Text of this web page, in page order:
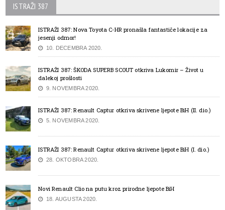
ISTRAŽI 387
ISTRAŽI 387: Nova Toyota C-HR pronašla fantastiče lokacije za
jesenji odmor!
10. DECEMBRA 2020.
ISTRAŽI 387: ŠKODA SUPERB SCOUT otkriva Lukomir – Život u
dalekoj prošlosti
9. NOVEMBRA 2020.
ISTRAŽI 387: Renault Captur otkriva skrivene ljepote BiH (II. dio.)
5. NOVEMBRA 2020.
ISTRAŽI 387: Renault Captur otkriva skrivene ljepote BiH (I. dio.)
28. OKTOBRA 2020.
Novi Renault Clio na putu kroz prirodne ljepote BiH
18. AUGUSTA 2020.